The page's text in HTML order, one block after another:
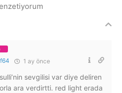
1 ay önce
sevgilisi var diye deliren
ara verdirtti. red light erada